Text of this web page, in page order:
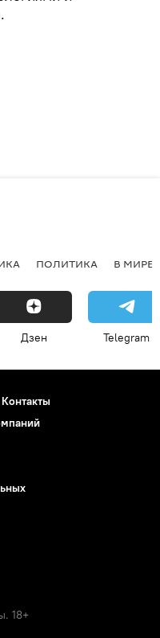
ПОЛИТИКА В МИРЕ
Дзен Telegram
Контакты
18+